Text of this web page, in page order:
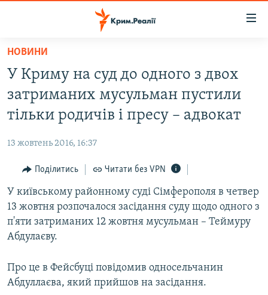
Перейти
основного
матеріалу
Перейти
до
основної
Перейти
пошуку
ВОДА.КРИМ
ВІДЕО ТА ФОТО
БЛОГИ
ПОГЛЯД
ІНТЕРВ'Ю
ВСЕ ЗА ДЕНЬ
СПЕЦПРОЕКТИ
ВІДЕОУРОКИ «ELIFBE»
Русский
НОВИНИ
У Криму на суд до одного з двох
затриманих мусульман пустили
тільки родичів і пресу – адвокат
13 жовтень 2016, 16:37
Поділитись Читати без VPN
У київському районному суді Сімферополя в четвер
13 жовтня розпочалося засідання суду щодо одного з
п'яти затриманих 12 жовтня мусульман – Теймуру
Абдулаєву.
Про це в Фейсбуці повідомив односельчанин
Абдуллаєва, який прийшов на засідання.